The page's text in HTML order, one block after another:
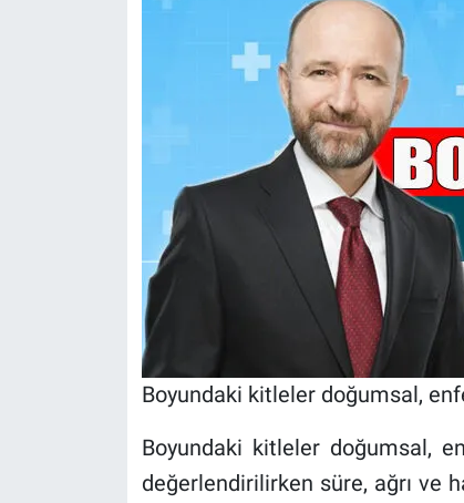
Boyundaki kitleler doğumsal,
Boyundaki kitleler doğumsal,
değerlendirilirken süre, ağrı ve